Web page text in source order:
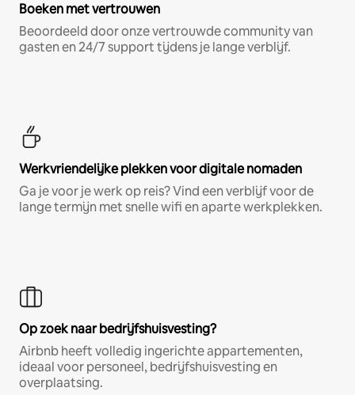
Boeken met vertrouwen
Beoordeeld door onze vertrouwde community van
gasten en 24/7 support tijdens je lange verblijf.
Werkvriendelijke plekken voor digitale nomaden
Ga je voor je werk op reis? Vind een verblijf voor de
lange termijn met snelle wifi en aparte werkplekken.
Op zoek naar bedrijfshuisvesting?
Airbnb heeft volledig ingerichte appartementen,
ideaal voor personeel, bedrijfshuisvesting en
overplaatsing.